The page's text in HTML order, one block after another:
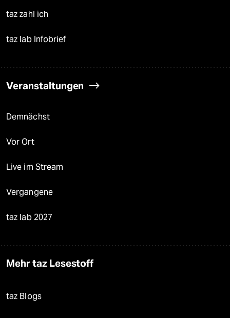
taz zahl ich
taz lab Infobrief
Veranstaltungen
Demnächst
Vor Ort
Live im Stream
Vergangene
taz lab 2027
Mehr taz Lesestoff
taz Blogs